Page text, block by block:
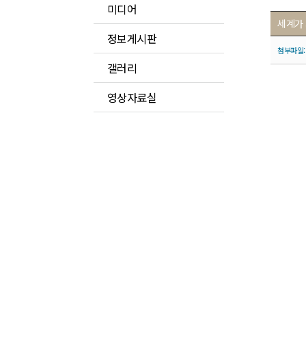
미디어
정보게시판
갤러리
영상자료실
세계가
첨부파일: